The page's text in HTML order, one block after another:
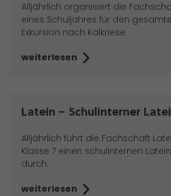
Alljährlich organisiert die
eines Schuljahres für den
Exkursion nach Kalkriese.
weiterlesen
Latein – Schulinterner
Alljährlich führt die Fachschaft
Klasse 7 einen schulinternen
durch.
weiterlesen